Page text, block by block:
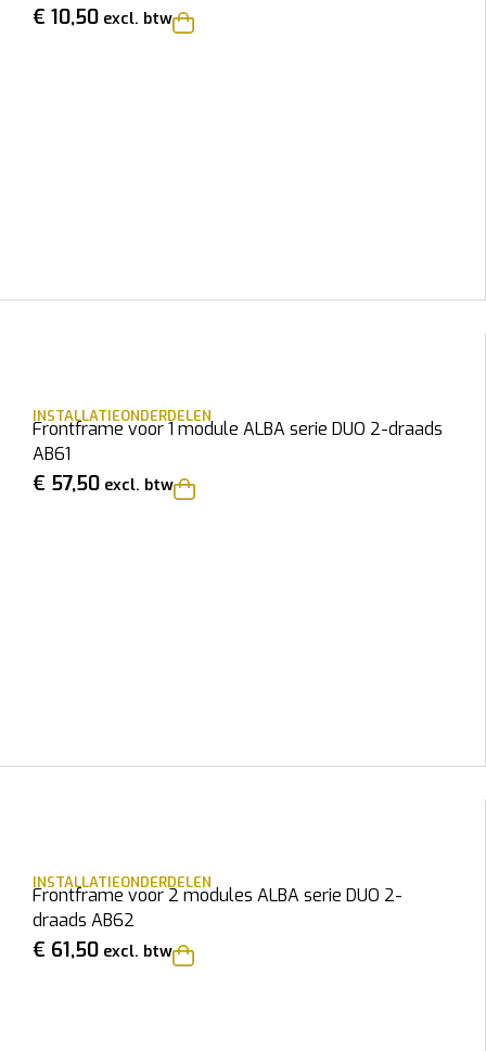
€ 10,50 excl. btw
INSTALLATIEONDERDELEN
Frontframe voor 1 module ALBA serie DUO 2-draads
AB61
€ 57,50 excl. btw
INSTALLATIEONDERDELEN
Frontframe voor 2 modules ALBA serie DUO 2-
draads AB62
€ 61,50 excl. btw